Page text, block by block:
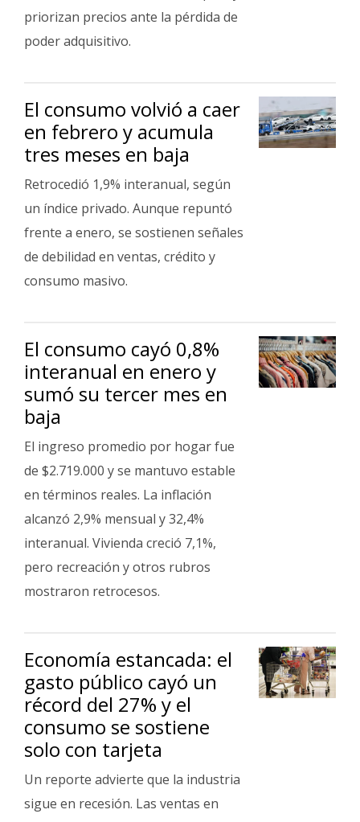
priorizan precios ante la pérdida de
poder adquisitivo.
El consumo volvió a caer
en febrero y acumula
tres meses en baja
Retrocedió 1,9% interanual, según
un índice privado. Aunque repuntó
frente a enero, se sostienen señales
de debilidad en ventas, crédito y
consumo masivo.
El consumo cayó 0,8%
interanual en enero y
sumó su tercer mes en
baja
El ingreso promedio por hogar fue
de $2.719.000 y se mantuvo estable
en términos reales. La inflación
alcanzó 2,9% mensual y 32,4%
interanual. Vivienda creció 7,1%,
pero recreación y otros rubros
mostraron retrocesos.
Economía estancada: el
gasto público cayó un
récord del 27% y el
consumo se sostiene
solo con tarjeta
Un reporte advierte que la industria
sigue en recesión. Las ventas en